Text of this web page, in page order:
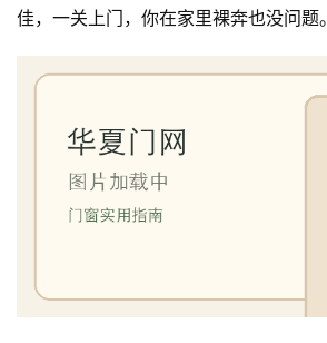
佳，一关上门，你在家里裸奔也没问题。